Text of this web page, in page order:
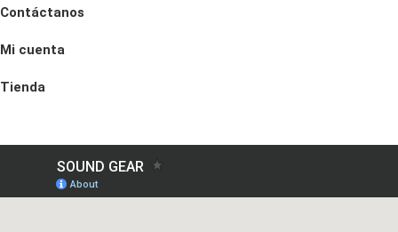
Contáctanos
Mi cuenta
Tienda